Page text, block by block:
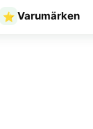
⭐ Varumärken